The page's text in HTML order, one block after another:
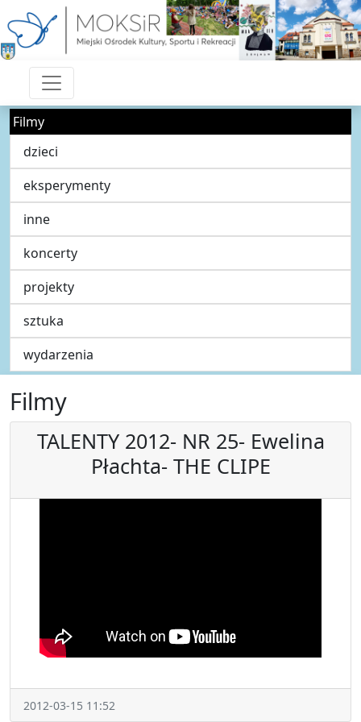
Filmy
dzieci
eksperymenty
inne
koncerty
projekty
sztuka
wydarzenia
Filmy
TALENTY 2012- NR 25- Ewelina
Płachta- THE CLIPE
2012-03-15 11:52